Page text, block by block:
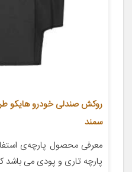
سمند
معرفی محصول پارچه‌ی
پارچه تاری و پودی می